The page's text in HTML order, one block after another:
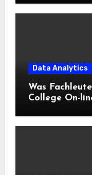
Data Analytics
Was
College On-